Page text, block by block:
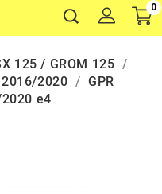
0
125 / GROM 125
2016/2020
GPR
e4